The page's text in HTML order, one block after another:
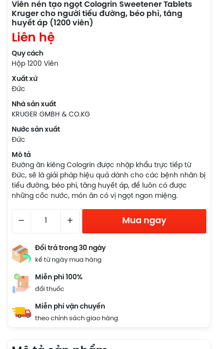
Viên nén tạo ngọt Cologrin Sweetener Tablets
Kruger cho người tiểu đường, béo phì, tăng
huyết áp (1200 viên)
Liên hệ
Quy cách
Hộp 1200 Viên
Xuất xứ
Đức
Nhà sản xuất
KRUGER GMBH & CO.KG
Nước sản xuất
Đức
Mô tả
Đường ăn kiêng Cologrin được nhập khẩu trực tiếp từ
Đức, sẽ là giải pháp hiệu quả dành cho các bệnh nhân bị
tiểu đường, béo phì, tăng huyết áp, để luôn có được
những cốc nước, món ăn có vị ngọt ngon miệng.
– + Mua ngay
Đổi trả trong 30 ngày
kể từ ngày mua hàng
Miễn phí 100%
đổi thuốc
Miễn phí vận chuyển
theo chính sách giao hàng